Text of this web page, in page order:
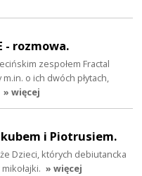
- rozmowa.
zespołem Fractal
o ich dwóch płytach,
» więcej
i Piotrusiem.
Dzieci, których debiutancka
» więcej